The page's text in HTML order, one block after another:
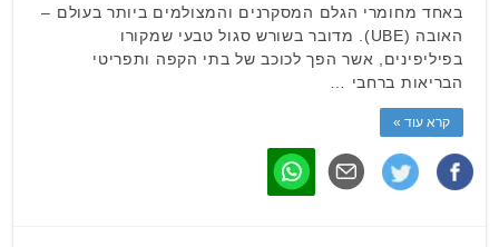
באחד מחומרי הגלם המסקרנים והמצולמים ביותר בעולם –
האובה (UBE). מדובר בשורש סגול טבעי שמקורו
בפיליפינים, אשר הפך לכוכב של בתי הקפה ותפריטי
הבריאות ברחבי …
קרא עוד »